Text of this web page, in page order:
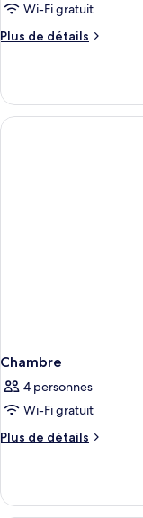
Wi-Fi gratuit
Plus de détails
Plus
le
type
de
Chambre
4 personnes
Wi-Fi gratuit
Plus de détails
Plus
le